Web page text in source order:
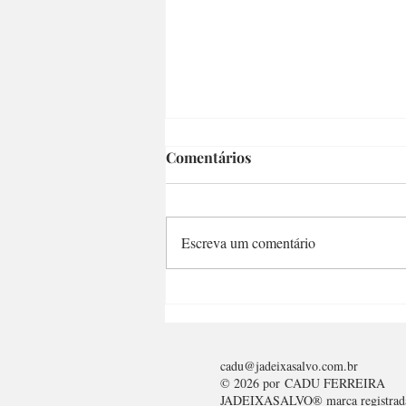
Comentários
Escreva um comentário
cadu@jadeixasalvo.com.br
© 2026 por CADU FERREIRA
JADEIXASALVO® marca